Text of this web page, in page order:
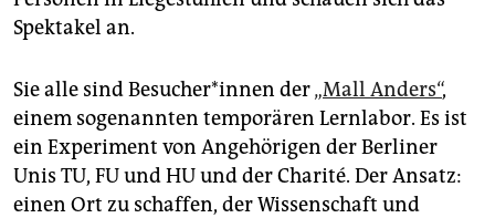
Spektakel an.
Sie alle sind Be­su­che­r*in­nen der„Mall Anders“,
einem sogenannten temporären Lernlabor. Es ist
ein Experiment von Angehörigen der Berliner
Unis TU, FU und HU und der Charité. Der Ansatz:
einen Ort zu schaffen, der Wissenschaft und